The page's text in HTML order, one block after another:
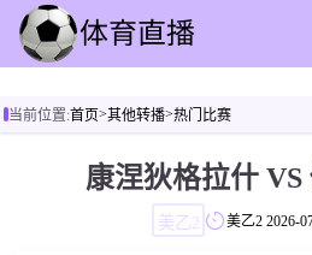
足球直播
足球录播
当前位置:首页>其他转播>热门比赛
康涅狄格拉什 VS
美乙2 美乙2 2026-